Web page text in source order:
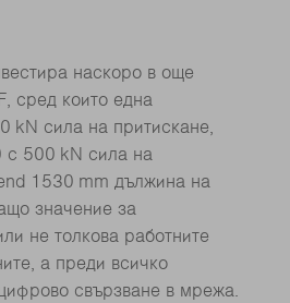
наскоро в още
сред които една
kN сила на притискане,
с 500 kN сила на
1530 mm дължина на
значение за
не толкова работните
а преди всичко
свързване в мрежа.